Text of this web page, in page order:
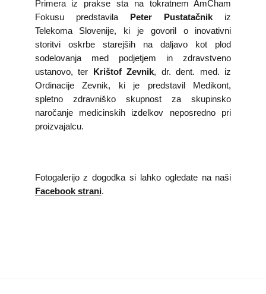
Primera iz prakse sta na tokratnem AmCham
Fokusu predstavila Peter Pustatačnik iz
Telekoma Slovenije, ki je govoril o inovativni
storitvi oskrbe starejših na daljavo kot plod
sodelovanja med podjetjem in zdravstveno
ustanovo, ter Krištof Zevnik, dr. dent. med. iz
Ordinacije Zevnik, ki je predstavil Medikont,
spletno zdravniško skupnost za skupinsko
naročanje medicinskih izdelkov neposredno pri
proizvajalcu.
Fotogalerijo z dogodka si lahko ogledate na naši
Facebook strani.